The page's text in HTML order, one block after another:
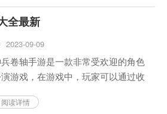
复活。...
全最新
2023-09-09
卷轴手游是一款非常受欢迎的角色
游戏，在游戏中，玩家可以通过收
敌人，提升自己的战斗能力。那
阅读详情